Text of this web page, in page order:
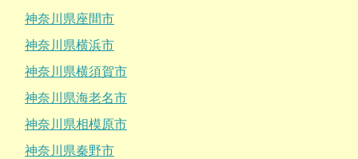
神奈川県座間市
神奈川県横浜市
神奈川県横須賀市
神奈川県海老名市
神奈川県相模原市
神奈川県秦野市